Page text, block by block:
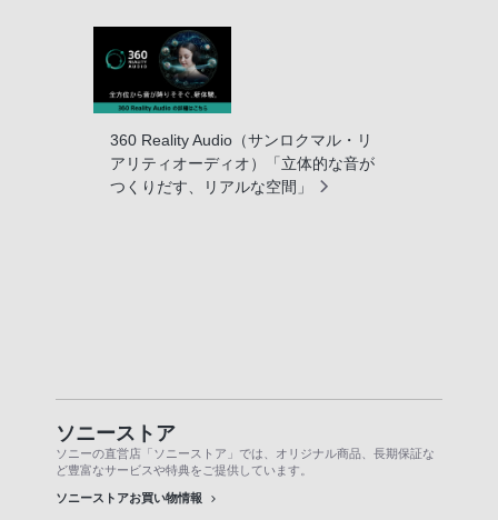
360 Reality Audio（サンロクマル・リ
アリティオーディオ）「立体的な音が
つくりだす、リアルな空間」
ソニーストア
ソニーの直営店「ソニーストア」では、オリジナル商品、長期保証な
ど豊富なサービスや特典をご提供しています。
ソニーストアお買い物情報